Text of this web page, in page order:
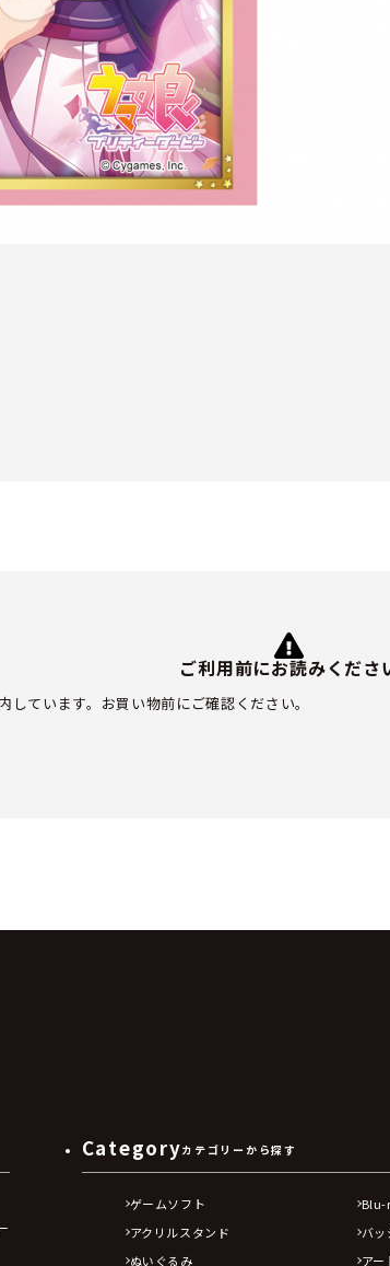
ご利用前にお読みくださ
ています。お買い物前にご確認ください。
Categoryカテゴリーから探す
ゲームソフト Blu-
アクリルスタンド
バッ
ぬいぐるみ
アー